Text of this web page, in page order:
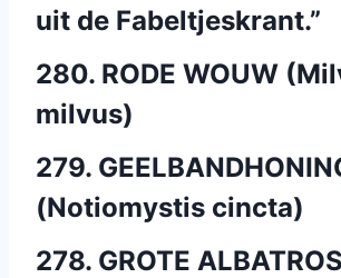
uit de Fabeltjeskrant.”
280. RODE WOUW
milvus)
279.
(Notiomystis cincta)
278. GROTE ALBATROS